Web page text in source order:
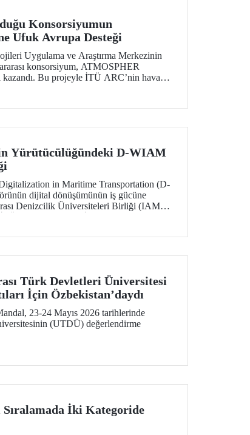
Konsorsiyumun
Ufuk Avrupa Desteği
Uygulama ve Araştırma Merkezinin
konsorsiyum, ATMOSPHER
Bu projeyle İTÜ ARC’nin hava
alanlarındaki dev isimler arasında yer
Yürütücülüğündeki D-WIAM
in Maritime Transportation (D-
dijital dönüşümünün iş gücüne
Denizcilik Üniversiteleri Birliği (IAMU)
Güvenliği ve Siber Tehditler
Emre Düzenli yürütecek.
Türk Devletleri Üniversitesi
İçin Özbekistan’daydı
23-24 Mayıs 2026 tarihlerinde
(UTDÜ) değerlendirme
İki Kategoride